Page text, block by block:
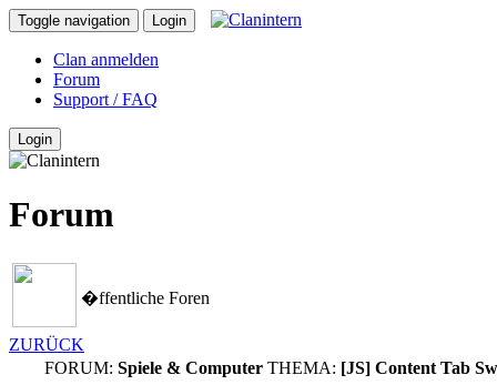
Toggle navigation Login
Clan anmelden
Forum
Support / FAQ
Login
Forum
�ffentliche Foren
ZURÜCK
FORUM: Spiele & Computer THEMA: [JS] Content Tab